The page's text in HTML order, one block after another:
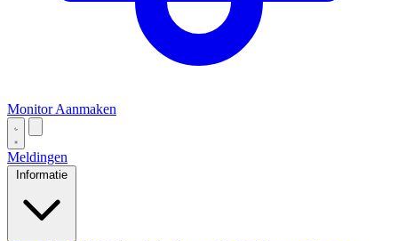
Monitor Aanmaken
Meldingen
Informatie